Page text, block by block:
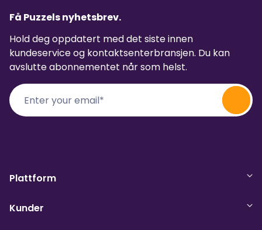
Få Puzzels nyhetsbrev.
Hold deg oppdatert med det siste innen
kundeservice og kontaktsenterbransjen. Du kan
avslutte abonnementet når som helst.
Plattform
Kunder